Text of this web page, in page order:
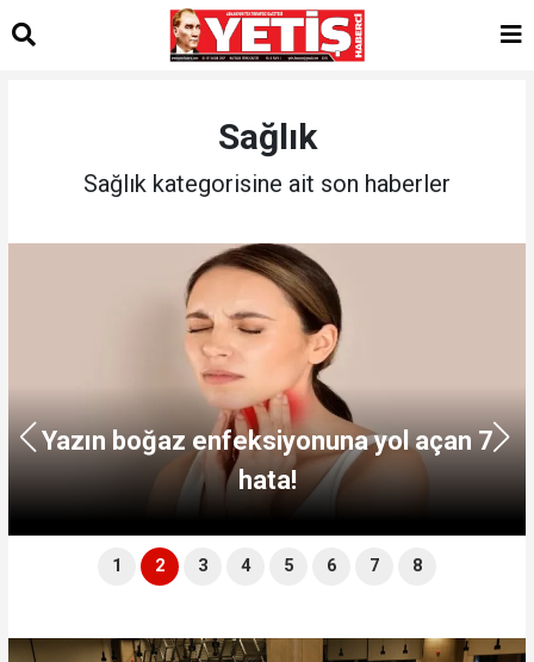
Sağlık
Sağlık kategorisine ait son haberler
Yazın boğaz enfeksiyonuna yol açan 7
hata!
1 2 3 4 5 6 7 8